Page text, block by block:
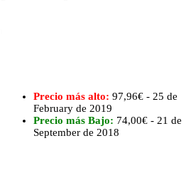
Precio más alto: 97,96€ - 25 de
February de 2019
Precio más Bajo: 74,00€ - 21 de
September de 2018